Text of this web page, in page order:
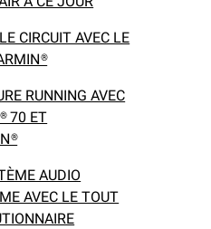
CIRCUIT AVEC LE
RUNNING AVEC
70 ET
AUDIO
AVEC LE TOUT